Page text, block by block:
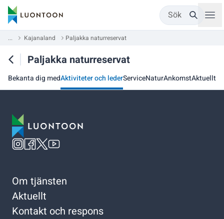
Sök
... Kajanaland Paljakka naturreservat
Paljakka naturreservat
Bekanta dig medAktiviteter och lederServiceNaturAnkomstAktuellt
Om tjänsten
Aktuellt
Kontakt och respons